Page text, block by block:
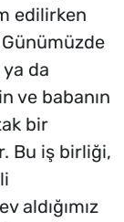
edilirken
da
ve babanın
bir
Bu iş birliği,
aldığımız